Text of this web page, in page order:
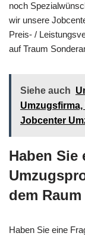
noch
wir unsere
Preis- /
auf Traum
Siehe auch
Jobcenter
Haben Sie
dem
Haben Sie eine